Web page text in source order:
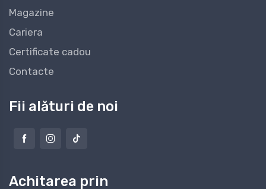
Magazine
Cariera
Certificate cadou
Contacte
Fii alături de noi
Achitarea prin